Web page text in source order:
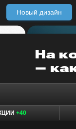
Новый дизайн
+40